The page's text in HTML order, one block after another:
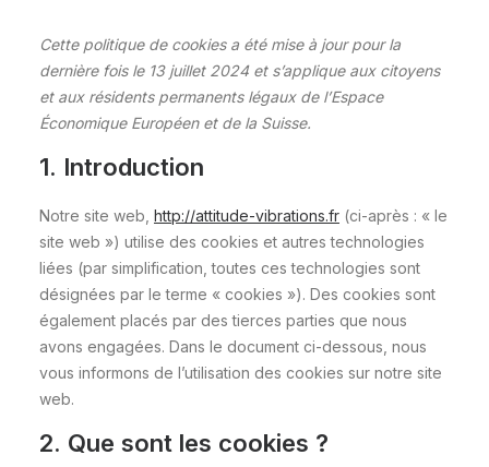
Cette politique de cookies a été mise à jour pour la
dernière fois le 13 juillet 2024 et s’applique aux citoyens
et aux résidents permanents légaux de l’Espace
Économique Européen et de la Suisse.
1. Introduction
Notre site web, http://attitude-vibrations.fr (ci-après : « le
site web ») utilise des cookies et autres technologies
liées (par simplification, toutes ces technologies sont
désignées par le terme « cookies »). Des cookies sont
également placés par des tierces parties que nous
avons engagées. Dans le document ci-dessous, nous
vous informons de l’utilisation des cookies sur notre site
web.
2. Que sont les cookies ?